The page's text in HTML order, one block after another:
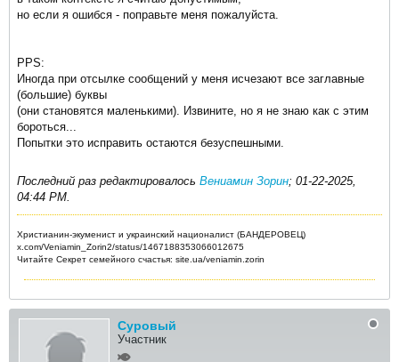
но если я ошибся - поправьте меня пожалуйста.
PPS:
Иногда при отсылке сообщений у меня исчезают все заглавные
(большие) буквы
(они становятся маленькими). Извините, но я не знаю как с этим
бороться...
Попытки это исправить остаются безуспешными.
Последний раз редактировалось Вениамин Зорин; 01-22-2025,
04:44 PM.
Христианин-экуменист и украинский националист (БАНДЕРОВЕЦ)
x.com/Veniamin_Zorin2/status/1467188353066012675
Читайте Секрет семейного счастья: site.ua/veniamin.zorin
Суровый
Участник